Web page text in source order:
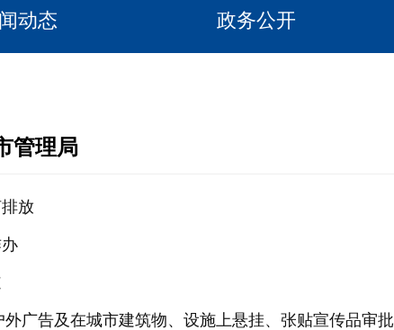
动态 政务公开
管理局
放
外广告及在城市建筑物、设施上悬挂、张贴宣传品审批